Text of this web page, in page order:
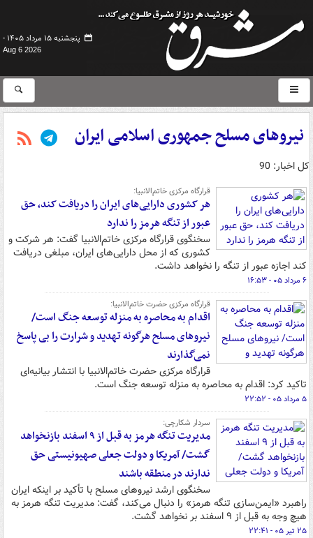
پنجشنبه ۱۵ مرداد ۱۴۰۵ -
Aug 6 2026
نیروهای مسلح جمهوری اسلامی ایران
کل اخبار: 90
قرارگاه مرکزی خاتم‌الانبیا:
هر کشوری دارایی‌های ایران را دریافت کند، حق
عبور از تنگه هرمز را ندارد
سخنگوی قرارگاه مرکزی خاتم‌الانبیا گفت: هر شرکت و
کشوری که از محل دارایی‌های ایران، مبلغی دریافت
کند اجازه عبور از تنگه را نخواهد داشت.
۶ مرداد ۰۵ - ۱۶:۵۳
قرارگاه مرکزی حضرت خاتم‌الانبیا:
اقدام به محاصره به منزله توسعه جنگ است/
نیروهای مسلح هرگونه تهدید و شرارت را بی پاسخ
نمی‌گذارند
قرارگاه مرکزی حضرت خاتم‌الانبیا با انتشار بیانیه‌ای
تاکید کرد: اقدام به محاصره به منزله توسعه جنگ است.
۵ مرداد ۰۵ - ۲۲:۵۲
سردار شکارچی:
مدیریت تنگه هرمز به قبل از ۹ اسفند بازنخواهد
گشت/ آمریکا و دولت جعلی صهیونیستی حق
ندارند در منطقه باشند
سخنگوی ارشد نیروهای مسلح با تأکید بر اینکه ایران
راهبرد «ایمن‌سازی تنگه هرمز» را دنبال می‌کند، گفت: مدیریت تنگه هرمز به
هیچ وجه به قبل از ۹ اسفند بر نخواهد گشت.
۲۵ تیر ۰۵ - ۲۲:۴۱